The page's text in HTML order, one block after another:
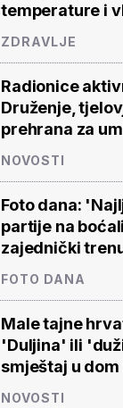
temperature i
ZDRAVLJE
Radionice
Druženje,
prehrana za
NOVOSTI
Foto dana:
partije na
zajednički
FOTO DANA
Male tajne
'Duljina' ili
smještaj u
NOVOSTI